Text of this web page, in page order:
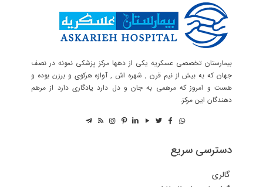
بیمارستان تخصصی عسکریه یکی از دهها مرکز پزشکی نمونه در نصف
جهان که به بیش از نیم قرن , شهره اش , آوازه هرکوی و برزن بوده و
هست و امروز که مرهمی به جان و دل دارد یادگاری دارد از مرهم
دهندگان این مرکز.
دسترسی سریع
گالری